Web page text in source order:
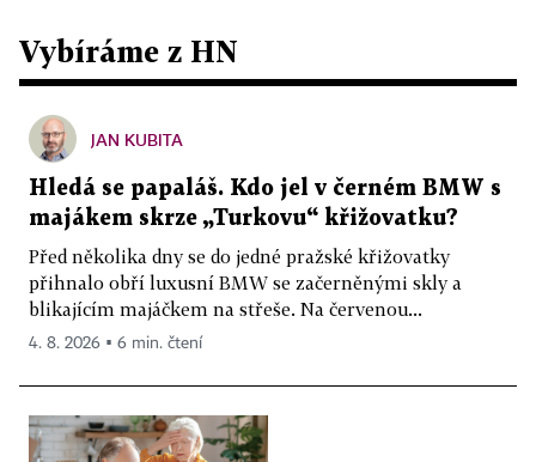
Vybíráme z HN
JAN KUBITA
Hledá se papaláš. Kdo jel v černém BMW s
majákem skrze „Turkovu“ křižovatku?
Před několika dny se do jedné pražské křižovatky
přihnalo obří luxusní BMW se začerněnými skly a
blikajícím majáčkem na střeše. Na červenou...
4. 8. 2026 ▪ 6 min. čtení